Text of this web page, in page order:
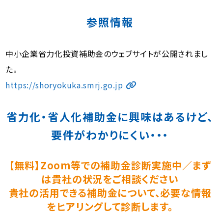
参照情報
中小企業省力化投資補助金のウェブサイトが公開されまし
た。
https://shoryokuka.smrj.go.jp
省力化・省人化補助金に興味はあるけど、
要件がわかりにくい・・・
【無料】Zoom等での補助金診断実施中／まず
は貴社の状況をご相談ください
貴社の活用できる補助金について、必要な情報
をヒアリングして診断します。